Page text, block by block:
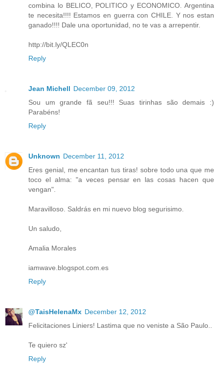
combina lo BELICO, POLITICO y ECONOMICO. Argentina
te necesita!!!! Estamos en guerra con CHILE. Y nos estan
ganado!!!! Dale una oportunidad, no te vas a arrepentir.
http://bit.ly/QLEC0n
Reply
Jean Michell December 09, 2012
Sou um grande fã seu!!! Suas tirinhas são demais :)
Parabéns!
Reply
Unknown December 11, 2012
Eres genial, me encantan tus tiras! sobre todo una que me
toco el alma: "a veces pensar en las cosas hacen que
vengan".
Maravilloso. Saldrás en mi nuevo blog segurisimo.
Un saludo,
Amalia Morales
iamwave.blogspot.com.es
Reply
@TaisHelenaMx December 12, 2012
Felicitaciones Liniers! Lastima que no veniste a São Paulo..
Te quiero sz'
Reply